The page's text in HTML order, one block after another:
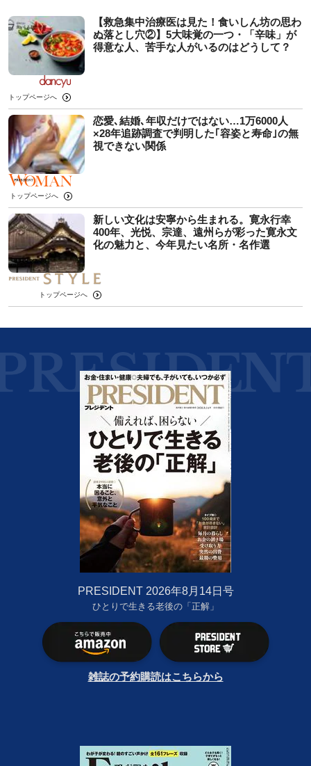
【救急集中治療医は見た！食いしん坊の思わ
ぬ落とし穴②】5大味覚の一つ・「辛味」が
得意な人、苦手な人がいるのはどうして？
トップページへ
恋愛､結婚､年収だけではない…1万6000人
×28年追跡調査で判明した｢容姿と寿命｣の無
視できない関係
トップページへ
新しい文化は安寧から生まれる。寛永行幸
400年、光悦、宗達、遠州らが彩った寛永文
化の魅力と、今年見たい名所・名作選
トップページへ
PRESIDENT 2026年8月14日号
ひとりで生きる老後の「正解」
雑誌の予約購読はこちらから